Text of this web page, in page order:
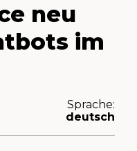
neu
im
Sprache:
deutsch